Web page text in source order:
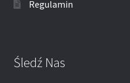
Regulamin
Śledź Nas